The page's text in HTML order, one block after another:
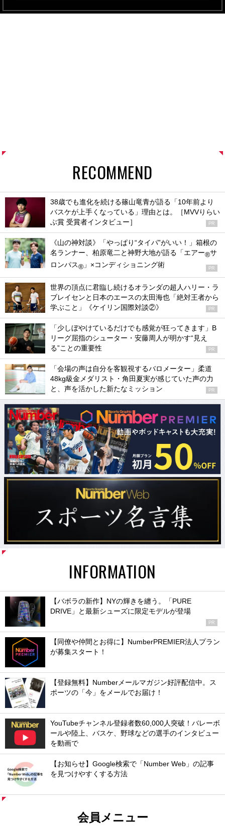
RECOMMEND
38歳でも進化を続ける篠山竜青が語る「10年前より
バスケが上手くなっている」理由とは。［MVVりらい
ぶ賞 受賞者インタビュー］
PR
《山の神対談》「やっぱり“タイパ”がいい！」箱根の
名ランナー、柏原竜二と神野大地が語る「エアー®サ
ロンパス® 」×コンディショニング術 PR
世界の頂点に君臨し続けるオランダの超人ハリー・ラ
ブレイセンと日本のエースの太田海也「絶対王者から
学ぶこと」《ケイリン国際対談②》
PR
「少しぼやけているだけでも感覚が狂ってきます」B
リーグ屈指のシューター・安藤周人が明かす“見え
る”ことの重要性
PR
「会場の声は自分を客観視するバロメーター」柔道
48kg級金メダリスト・角田夏実が感じていた声の力
と、声を活かした新たなミッション
PR
INFORMATION
【バボラの新作】NYの輝きを纏う。「PURE
DRIVE」と最新シューズに限定モデルが登場
PR
【同僚や仲間とお得に】NumberPREMIER法人プラン
が募集スタート！
【登録無料】Numberメールマガジン好評配信中。ス
ポーツの「今」をメールでお届け！
YouTubeチャンネル登録者数60,000人突破！バレーボ
ールや陸上、バスケ、野球などの選手のインタビュー
を動画で
【お知らせ】Google検索で「Number Web」の記事
を見つけやすくする方法
会員メニュー